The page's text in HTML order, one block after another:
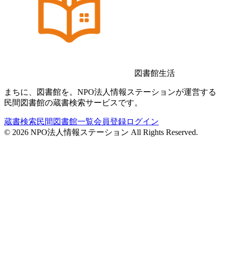
図書館生活
まちに、図書館を。NPO法人情報ステーションが運営する
民間図書館の蔵書検索サービスです。
蔵書検索民間図書館一覧会員登録ログイン
© 2026 NPO法人情報ステーション All Rights Reserved.